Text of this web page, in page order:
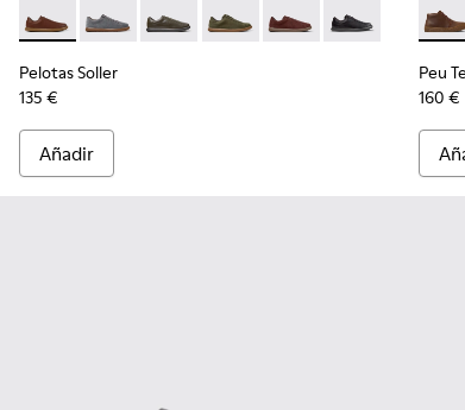
Pelotas Soller - K101003-004 - Zapatillas de piel
Pelotas Soller - K101003-015
Pelotas Soller - K101003-014 -
Pelotas Soller - K101003-009
Pelotas Soller -Pelotas Soller -
Pelotas Soller
135 €
Añadir
Peu
Peu
160 €